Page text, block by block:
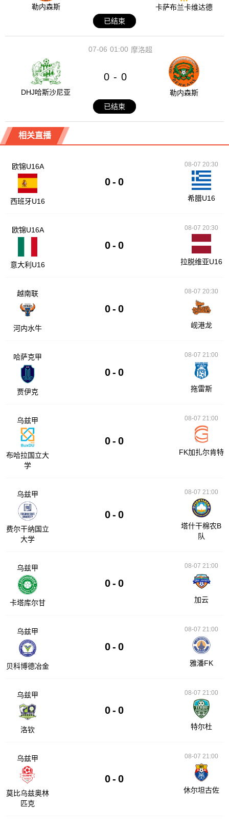
勒内森斯
卡萨布兰卡维达德
已结束
01:00
07-06 摩洛超
DHJ哈斯沙尼亚
0 - 0
勒内森斯
已结束
相关直播
欧锦U16A
西班牙U16
0 - 0
08-07 20:30
希腊U16
欧锦U16A
意大利U16
0 - 0
08-07 20:30
拉脱维亚U16
越南联
河内水牛
0 - 0
08-07 20:30
岘港龙
哈萨克甲
贾伊克
0 - 0
08-07 21:00
拖雷斯
乌兹甲
布哈拉国立大
学
0 - 0
08-07 21:00
FK加扎尔肯特
乌兹甲
费尔干纳国立
大学
0 - 0
08-07 21:00
塔什干棉农B
队
乌兹甲
卡塔库尔甘
0 - 0
08-07 21:00
加云
乌兹甲
贝科博德冶金
0 - 0
08-07 21:00
雅潘FK
乌兹甲
洛钦
0 - 0
08-07 21:00
特尔杜
乌兹甲
莫比乌兹奥林
匹克
0 - 0
08-07 21:00
休尔坦古佐